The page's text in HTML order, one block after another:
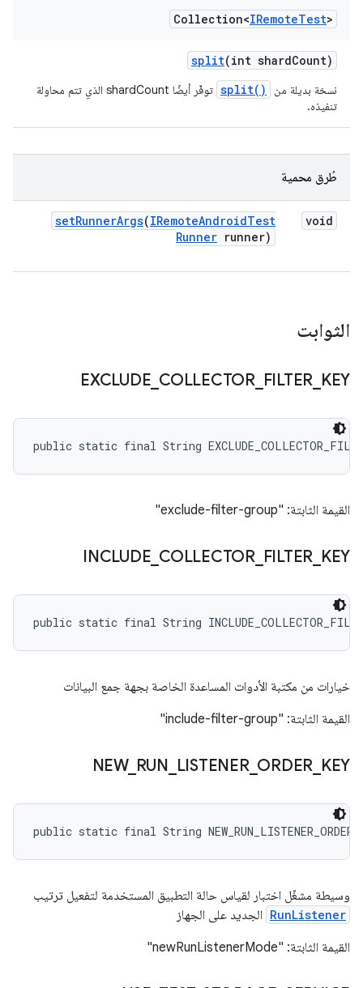
Collection<IRemoteTest>
split(int shardCount)
نسخة بديلة من split()
توفّر أيضًا shardCount الذي تتم محاولة
تنفيذه.
طُرق محمية
void
setRunnerArgs(IRemoteAndroidTest
Runner runner)
الثوابت
EXCLUDE COLLECTOR_ FILTER KEY
public static final String
القيمة الثابتة: "exclude-filter-group"
INCLUDE COLLECTOR_ FILTER KEY
public static final String
خيارات من مكتبة الأدوات المساعدة الخاصة بجهة جمع البيانات
القيمة الثابتة: "include-filter-group"
NEW_ RUN LISTENER_ ORDER KEY
public static final String
وسيطة مشغّل اختبار لقياس حالة التطبيق المستخدمة لتفعيل ترتيب
RunListener الجديد على الجهاز
القيمة الثابتة: "newRunListenerMode"